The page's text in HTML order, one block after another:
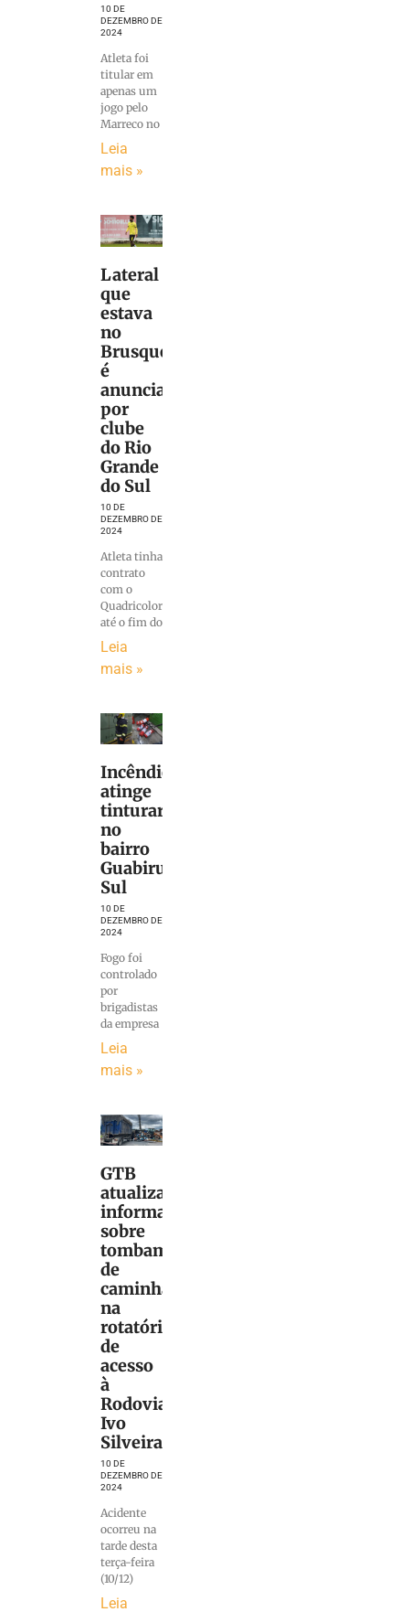
10 DE
DEZEMBRO DE
2024
Atleta foi
titular em
apenas um
jogo pelo
Marreco no
Leia
mais »
Lateral
que
estava
no
Brusque
é
anunciado
por
clube
do Rio
Grande
do Sul
10 DE
DEZEMBRO DE
2024
Atleta tinha
contrato
com o
Quadricolor
até o fim do
Leia
mais »
Incêndio
atinge
tinturaria
no
bairro
Guabiruba
Sul
10 DE
DEZEMBRO DE
2024
Fogo foi
controlado
por
brigadistas
da empresa
Leia
mais »
GTB
atualiza
informações
sobre
tombamento
de
caminhão
na
rotatória
de
acesso
à
Rodovia
Ivo
Silveira
10 DE
DEZEMBRO DE
2024
Acidente
ocorreu na
tarde desta
terça-feira
(10/12)
Leia